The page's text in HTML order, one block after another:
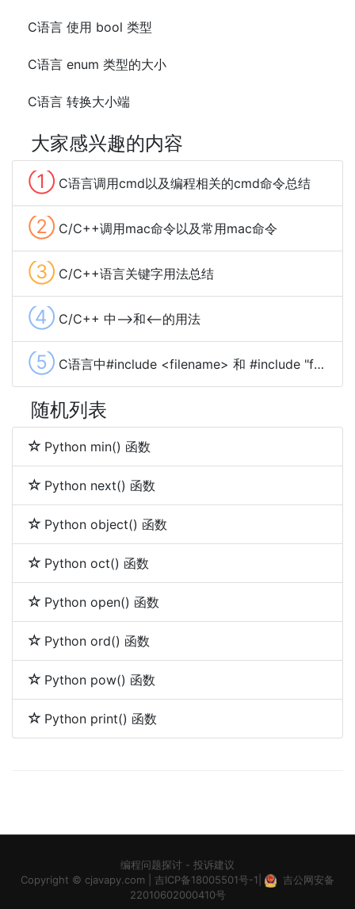
C语言 使用 bool 类型
C语言 enum 类型的大小
C语言 转换大小端
大家感兴趣的内容
① C语言调用cmd以及编程相关的cmd命令总结
② C/C++调用mac命令以及常用mac命令
③ C/C++语言关键字用法总结
④ C/C++ 中-->和<--的用法
⑤ C语言中#include <filename> 和 #include "filename"的区别
随机列表
Python min() 函数
Python next() 函数
Python object() 函数
Python oct() 函数
Python open() 函数
Python ord() 函数
Python pow() 函数
Python print() 函数
编程问题探讨 - 投诉建议
Copyright © cjavapy.com 吉ICP备18005501号-1
吉公网安备
22010602000410号